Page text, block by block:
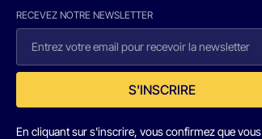
RECEVEZ NOTRE NEWSLETTER
S'INSCRIRE
En cliquant sur s'inscrire, vous confirmez que vous